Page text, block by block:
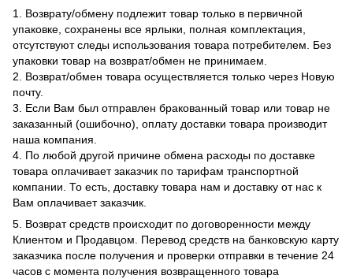
1. Возврату/обмену подлежит товар только в первичной
упаковке, сохранены все ярлыки, полная комплектация,
отсутствуют следы использования товара потребителем. Без
упаковки товар на возврат/обмен не принимаем.
2. Возврат/обмен товара осуществляется только через Новую
почту.
3. Если Вам был отправлен бракованный товар или товар не
заказанный (ошибочно), оплату доставки товара производит
наша компания.
4. По любой другой причине обмена расходы по доставке
товара оплачивает заказчик по тарифам транспортной
компании. То есть, доставку товара нам и доставку от нас к
Вам оплачивает заказчик.
5. Возврат средств происходит по договоренности между
Клиентом и Продавцом. Перевод средств на банковскую карту
заказчика после получения и проверки отправки в течение 24
часов с момента получения возвращенного товара